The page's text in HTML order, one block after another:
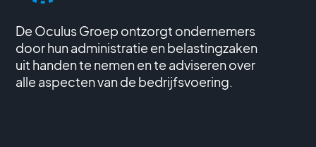
De Oculus Groep ontzorgt ondernemers
door hun administratie en belastingzaken
uit handen te nemen en te adviseren over
alle aspecten van de bedrijfsvoering.